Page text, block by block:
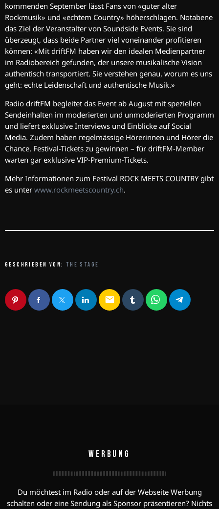
kommenden September lässt Fans von «guter alter
Rockmusik» und «echtem Country» höherschlagen. Notabene
das Ziel der Veranstalter von Soundside Events. Sie sind
überzeugt, dass beide Partner viel voneinander profitieren
können: «Mit driftFM haben wir den idealen Medienpartner
im Radiobereich gefunden, der unsere musikalische Vision
authentisch transportiert. Sie verstehen genau, worum es uns
geht: echte Leidenschaft und authentische Musik.»
Radio driftFM begleitet das Event ab August mit speziellen
Sendeinhalten im moderierten und unmoderierten Programm
und liefert exklusive Interviews und Einblicke auf Social
Media. Zudem haben regelmässige Hörerinnen und Hörer die
Chance, Festival-Tickets zu gewinnen – für driftFM-Member
warten gar exklusive VIP-Premium-Tickets.
Mehr Informationen zum Festival ROCK MEETS COUNTRY gibt
es unter www.rockmeetscountry.ch.
GESCHRIEBEN VON: THE STAGE
email
WERBUNG
Du möchtest im Radio oder auf der Webseite Werbung
schalten oder eine Sendung als Sponsor präsentieren? Nichts